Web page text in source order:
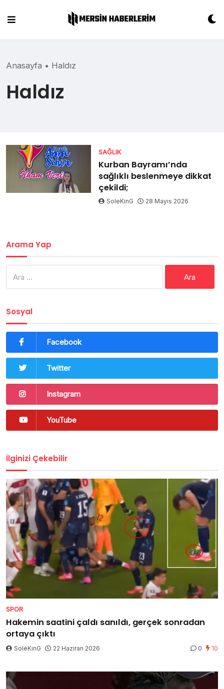
content
Anasayfa • Haldız
Haldız
SAĞLIK
Kurban Bayramı’nda
sağlıklı beslenmeye dikkat
çekildi;
SoleKinG 28 Mayıs 2026
Arama Yap
Sosyal
Facebook
Twitter
Instagram
YouTube
İlginizi Çekebilir
SPOR
Hakemin saatini çaldı sanıldı, gerçek sonradan
ortaya çıktı
SoleKinG 22 Haziran 2026 0 10